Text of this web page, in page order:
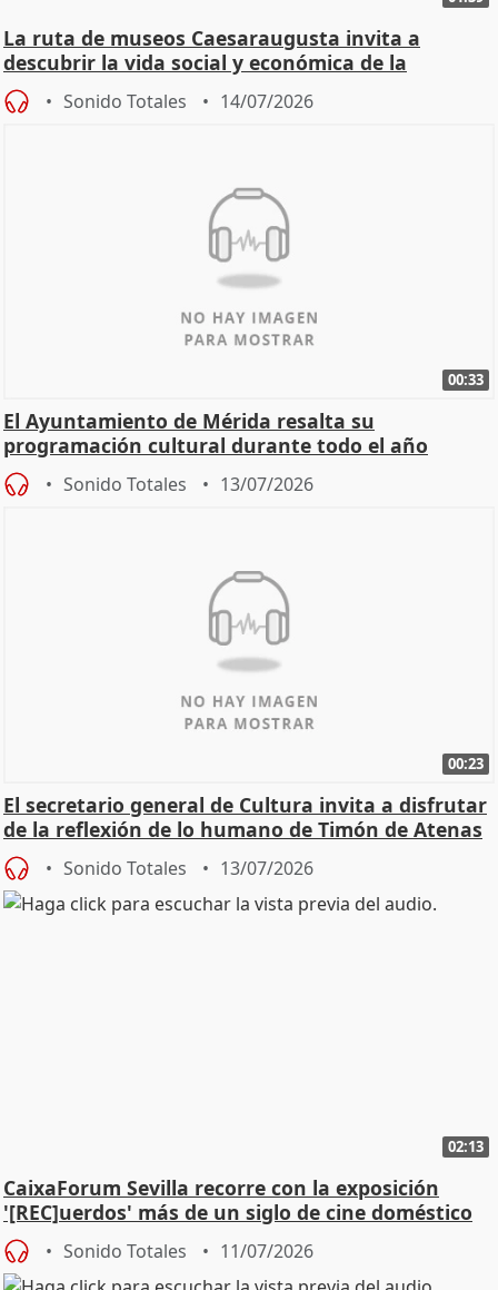
La ruta de museos Caesaraugusta invita a
descubrir la vida social y económica de la
Zaragoza ro
Sonido Totales 14/07/2026
00:33
El Ayuntamiento de Mérida resalta su
programación cultural durante todo el año
Sonido Totales 13/07/2026
00:23
El secretario general de Cultura invita a disfrutar
de la reflexión de lo humano de Timón de Atenas
Sonido Totales 13/07/2026
02:13
CaixaForum Sevilla recorre con la exposición
'[REC]uerdos' más de un siglo de cine doméstico
Sonido Totales 11/07/2026